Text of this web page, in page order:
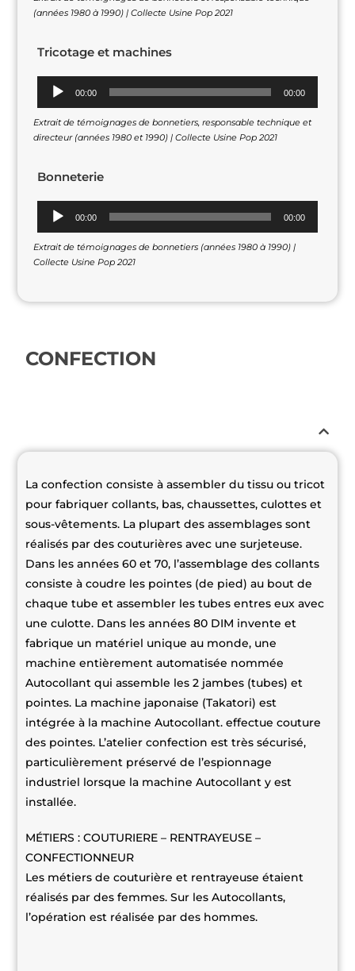
(années 1980 à 1990) | Collecte Usine Pop 2021
Tricotage et machines
Lecteur
audio
00:00 00:00
Extrait de témoignages de bonnetiers, responsable technique et
directeur (années 1980 et 1990) | Collecte Usine Pop 2021
Bonneterie
Lecteur
audio
00:00 00:00
Extrait de témoignages de bonnetiers (années 1980 à 1990) |
Collecte Usine Pop 2021
CONFECTION
La confection consiste à assembler du tissu ou tricot
pour fabriquer collants, bas, chaussettes, culottes et
sous-vêtements. La plupart des assemblages sont
réalisés par des couturières avec une surjeteuse.
Dans les années 60 et 70, l’assemblage des collants
consiste à coudre les pointes (de pied) au bout de
chaque tube et assembler les tubes entres eux avec
une culotte. Dans les années 80 DIM invente et
fabrique un matériel unique au monde, une
machine entièrement automatisée nommée
Autocollant qui assemble les 2 jambes (tubes) et
pointes. La machine japonaise (Takatori) est
intégrée à la machine Autocollant. effectue couture
des pointes. L’atelier confection est très sécurisé,
particulièrement préservé de l’espionnage
industriel lorsque la machine Autocollant y est
installée.
MÉTIERS : COUTURIERE – RENTRAYEUSE –
CONFECTIONNEUR
Les métiers de couturière et rentrayeuse étaient
réalisés par des femmes. Sur les Autocollants,
l’opération est réalisée par des hommes.